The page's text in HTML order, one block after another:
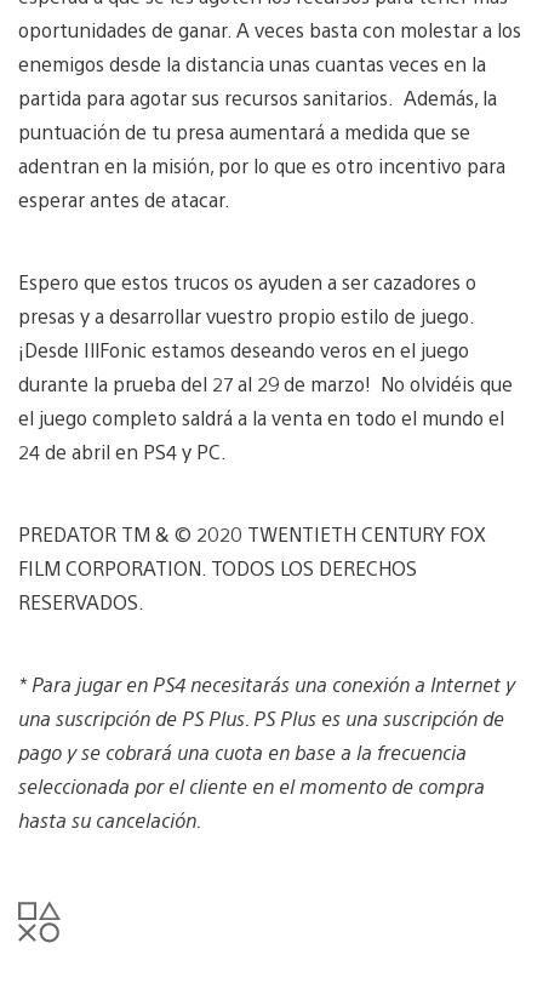
oportunidades de ganar. A veces basta con molestar a los
enemigos desde la distancia unas cuantas veces en la
partida para agotar sus recursos sanitarios. Además, la
puntuación de tu presa aumentará a medida que se
adentran en la misión, por lo que es otro incentivo para
esperar antes de atacar.
Espero que estos trucos os ayuden a ser cazadores o
presas y a desarrollar vuestro propio estilo de juego.
¡Desde IllFonic estamos deseando veros en el juego
durante la prueba del 27 al 29 de marzo! No olvidéis que
el juego completo saldrá a la venta en todo el mundo el
24 de abril en PS4 y PC.
PREDATOR TM & © 2020 TWENTIETH CENTURY FOX
FILM CORPORATION. TODOS LOS DERECHOS
RESERVADOS.
* Para jugar en PS4 necesitarás una conexión a Internet y
una suscripción de PS Plus. PS Plus es una suscripción de
pago y se cobrará una cuota en base a la frecuencia
seleccionada por el cliente en el momento de compra
hasta su cancelación.